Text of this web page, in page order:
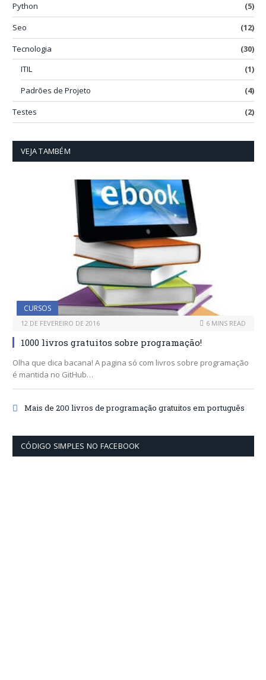
Python
(5)
Seo
(12)
Tecnologia
(30)
ITIL
(1)
Padrões de Projeto
(4)
Testes
(2)
VEJA TAMBÉM
CURSOS
12 DE FEVEREIRO DE 2016 6 MINS READ
1000 livros gratuitos sobre programação!
Olha que dica bacana! A pagina só com livros sobre programação
é mantida no GitHub…
Mais de 200 livros de programação gratuitos em português
CÓDIGO SIMPLES NO FACEBOOK